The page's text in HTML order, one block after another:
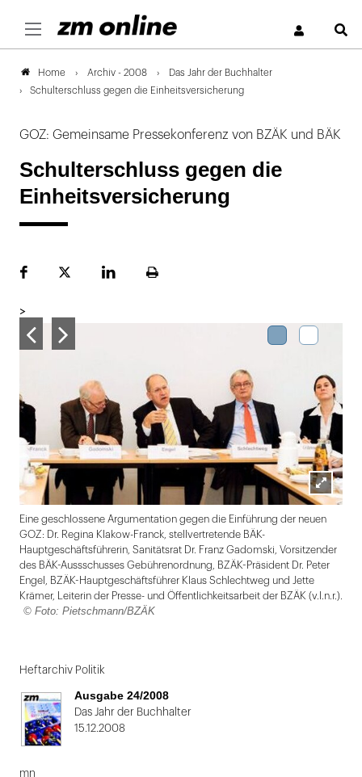
Home Archiv - 2008
Das Jahr der Buchhalter
Schulterschluss gegen die Einheitsversicherung
GOZ: Gemeinsame Pressekonferenz von BZÄK und BÄK
Schulterschluss gegen die
Einheitsversicherung
FacebookPlattformLinekdInSeite
>
Lightbox
öffnen
Eine geschlossene Argumentation gegen die Einführung der neuen
GOZ: Dr. Regina Klakow-Franck, stellvertretende BÄK-
Hauptgeschäftsführerin, Sanitätsrat Dr. Franz Gadomski, Vorsitzender
des BÄK-Aussschusses Gebührenordnung, BZÄK-Präsident Dr. Peter
Engel, BZÄK-Hauptgeschäftsführer Klaus Schlechtweg und Jette
Krämer, Leiterin der Presse- und Öffentlichkeitsarbeit der BZÄK (v.l.n.r.).
© Foto: Pietschmann/BZÄK
1
von
2
Heftarchiv Politik
Ausgabe 24/2008
Das Jahr der Buchhalter
15.12.2008
mn